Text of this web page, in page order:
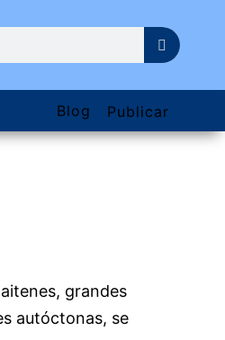
Blog Publicar
grandes
autóctonas, se